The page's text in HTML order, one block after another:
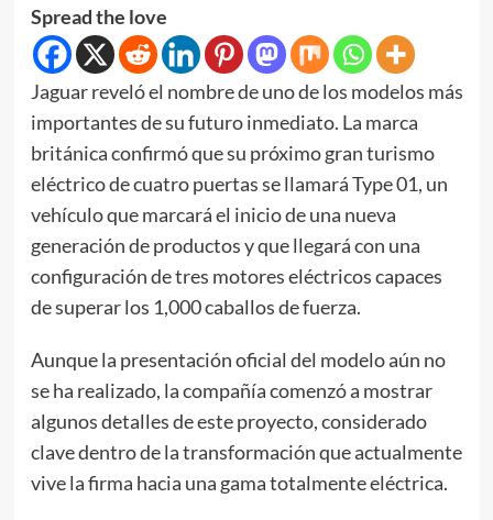
Spread the love
Jaguar reveló el nombre de uno de los modelos más
importantes de su futuro inmediato. La marca
británica confirmó que su próximo gran turismo
eléctrico de cuatro puertas se llamará Type 01, un
vehículo que marcará el inicio de una nueva
generación de productos y que llegará con una
configuración de tres motores eléctricos capaces
de superar los 1,000 caballos de fuerza.
Aunque la presentación oficial del modelo aún no
se ha realizado, la compañía comenzó a mostrar
algunos detalles de este proyecto, considerado
clave dentro de la transformación que actualmente
vive la firma hacia una gama totalmente eléctrica.